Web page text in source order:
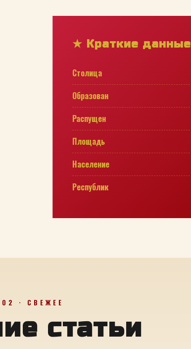
★ Краткие данные
Столица
Образован
Распущен
Площадь
Население
Республик
· СВЕЖЕЕ
статьи